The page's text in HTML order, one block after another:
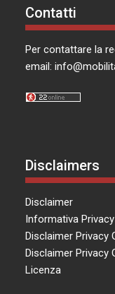
Contatti
Per contattare la
email:
Disclaimers
Disclaimer
Informativa Privacy
Disclaimer Privacy
Disclaimer Privacy
Licenza